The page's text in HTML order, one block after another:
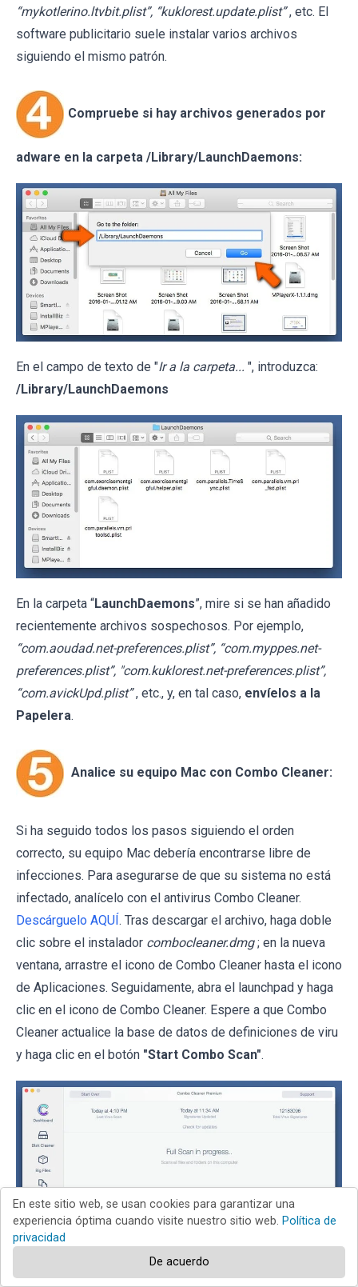
“mykotlerino.ltvbit.plist”, “kuklorest.update.plist” , etc. El
software publicitario suele instalar varios archivos
siguiendo el mismo patrón.
Compruebe si hay archivos generados por
adware en la carpeta /Library/LaunchDaemons:
En el campo de texto de "Ir a la carpeta... ", introduzca:
/Library/LaunchDaemons
En la carpeta “LaunchDaemons”, mire si se han añadido
recientemente archivos sospechosos. Por ejemplo,
“com.aoudad.net-preferences.plist”, “com.myppes.net-
preferences.plist”, "com.kuklorest.net-preferences.plist”,
“com.avickUpd.plist” , etc., y, en tal caso, envíelos a la
Papelera.
Analice su equipo Mac con Combo Cleaner:
Si ha seguido todos los pasos siguiendo el orden
correcto, su equipo Mac debería encontrarse libre de
infecciones. Para asegurarse de que su sistema no está
infectado, analícelo con el antivirus Combo Cleaner.
Descárguelo AQUÍ. Tras descargar el archivo, haga doble
clic sobre el instalador combocleaner.dmg ; en la nueva
ventana, arrastre el icono de Combo Cleaner hasta el icono
de Aplicaciones. Seguidamente, abra el launchpad y haga
clic en el icono de Combo Cleaner. Espere a que Combo
Cleaner actualice la base de datos de definiciones de viru
y haga clic en el botón "Start Combo Scan".
En este sitio web, se usan cookies para garantizar una
experiencia óptima cuando visite nuestro sitio web. Política de
privacidad
De acuerdo